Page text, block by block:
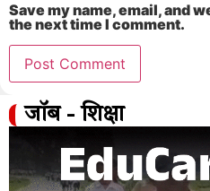
Save my name, email, and
the next time I comment.
जॉब - शिक्षा